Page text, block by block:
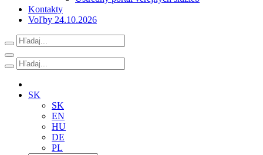
Kontakty
Voľby 24.10.2026
SK
SK
EN
HU
DE
PL